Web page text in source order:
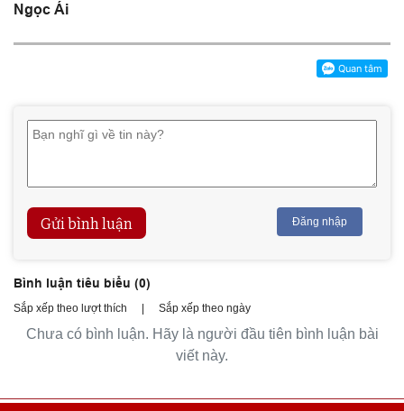
Ngọc Ái
Gửi bình luận Đăng nhập
Bình luận tiêu biểu (0)
Sắp xếp theo lượt thích Sắp xếp theo ngày
Chưa có bình luận. Hãy là người đầu tiên bình luận bài
viết này.